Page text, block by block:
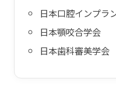
日本口腔インプラ
日本顎咬合学会
日本歯科審美学会